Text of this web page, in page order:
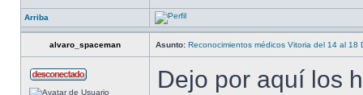
Arriba
alvaro_spaceman Asunto: Reconocimientos médicos Vitoria del 14 al 18
Dejo por aquí los